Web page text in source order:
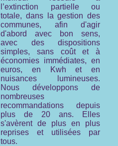
l’extinction partielle ou
totale, dans la gestion des
communes, afin d'agir
d'abord avec bon sens,
avec des dispositions
simples, sans coût et à
économies immédiates, en
euros, en Kwh et en
nuisances lumineuses.
Nous développons de
nombreuses
recommandations depuis
plus de 20 ans. Elles
s'avèrent de plus en plus
reprises et utilisées par
tous.